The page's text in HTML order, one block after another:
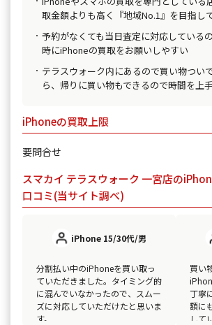
取金額よりも高く『地域No.1』を目指し
予約がなくても当日査定に対応している
時にiPhoneの買取をお願いしやすい
テラスウォーク内にあるので買い物つい
ら、帰りに買い物もできるので時間を上
iPhoneの買取上限
要問合せ
スマカイ テラスウォーク 一宮店の
口コミ(当サイト調べ)
iPhone 15/30代/男
分割払い中のiPhoneを買い取っ
ていただきました。タイミング的
に混んでいなかったので、スムー
ズに対応していただけたと思いま
す。
買い
丁寧
額に
して